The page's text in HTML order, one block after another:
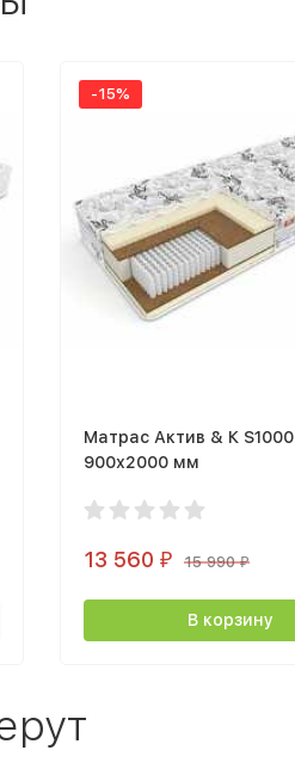
-15%
Матрас Актив & К S1000
900х2000 мм
13 560₽ 15 990₽
В корзину